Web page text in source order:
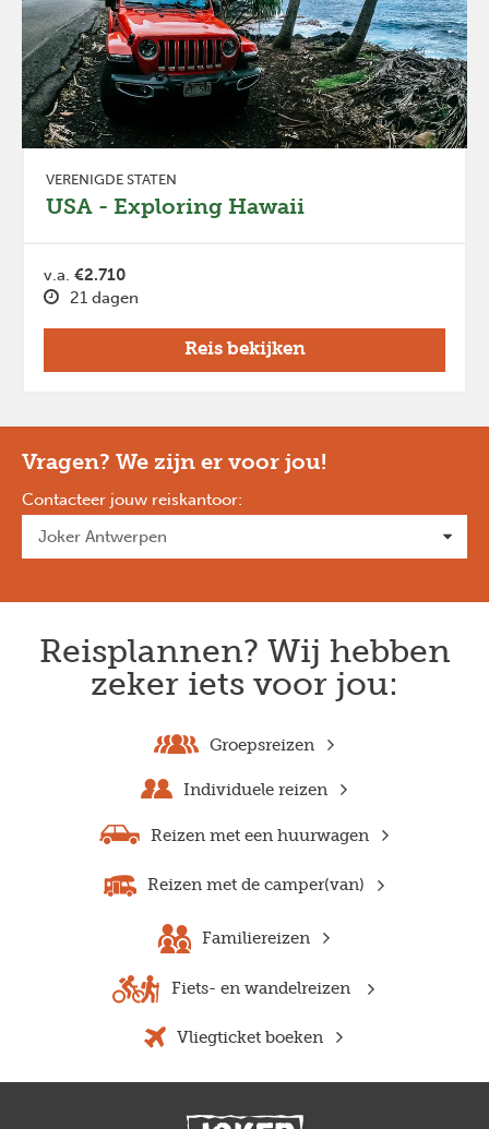
VERENIGDE STATEN
USA - Exploring Hawaii
v.a. €2.710
21 dagen
Reis bekijken
Vragen? We zijn er voor jou!
Contacteer jouw reiskantoor:
Reisplannen? Wij hebben
zeker iets voor jou:
Groepsreizen
Individuele reizen
Reizen met een huurwagen
Reizen met de camper(van)
Familiereizen
Fiets- en wandelreizen
Vliegticket boeken